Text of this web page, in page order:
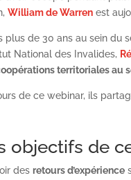
William de Warren est
plus de 30 ans au sein du
National des Invalides,
territoriales au
de ce webinar, ils
objectifs de
des retours d’expérience